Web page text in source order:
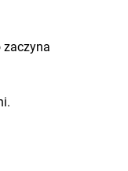
zaczyna